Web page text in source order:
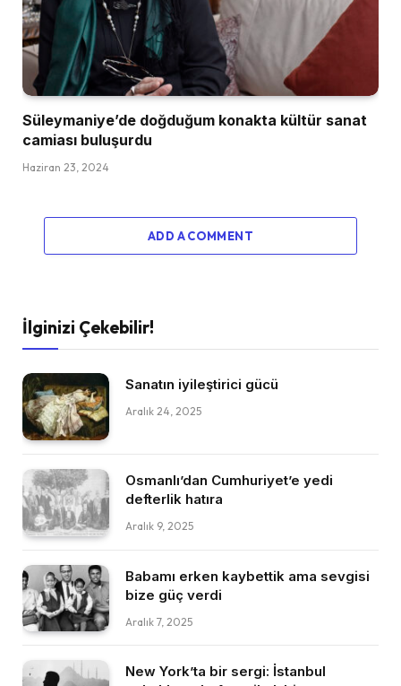
Süleymaniye’de doğduğum konakta kültür sanat
camiası buluşurdu
Haziran 23, 2024
ADD A COMMENT
İlginizi Çekebilir!
Sanatın iyileştirici gücü
Aralık 24, 2025
Osmanlı’dan Cumhuriyet’e yedi
defterlik hatıra
Aralık 9, 2025
Babamı erken kaybettik ama sevgisi
bize güç verdi
Aralık 7, 2025
New York’ta bir sergi: İstanbul